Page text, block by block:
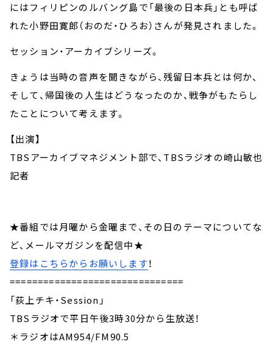
にはフィリピンのルバング島で「最後の日本兵」とも呼ば
れた小野田寛郎（おのだ・ひろお）さんが発見されました。
セッション・アーカイブシリーズ。
きょうは当時の音声を聞きながら、残留日本兵とは何か、
そして、帰国後の人生はどうなったのか、戦争がもたらし
たことについて考えます。
【出演】
TBSアーカイブマネジメント部で、TBSラジオの崎山敏也
記者
★番組では月曜から金曜まで、その日のテーマについてな
ど、メールマガジンを配信中★
登録はこちらからお願いします！
===============================
「荻上チキ・Session」
TBSラジオで平日午後3時30分から生放送！
＊ラジオはAM954/FM90.5